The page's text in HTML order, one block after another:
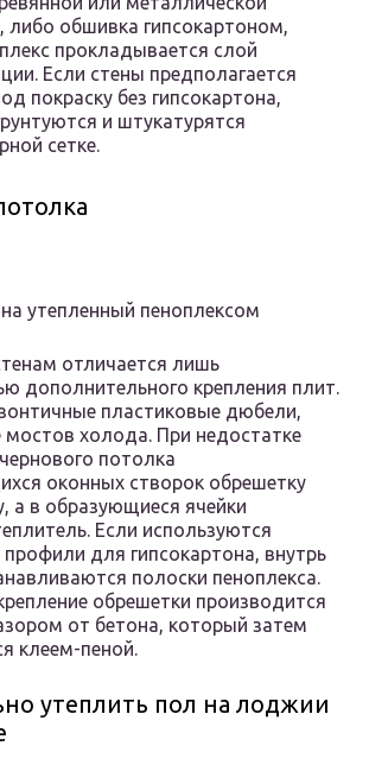
либо обшивка гипсокартоном,
прокладывается слой
Если стены предполагается
покраску без гипсокартона,
и штукатурятся
сетке.
утепленный пеноплексом
отличается лишь
дополнительного крепления плит.
пластиковые дюбели,
холода. При недостатке
потолка
оконных створок обрешетку
а в образующиеся ячейки
Если используются
для гипсокартона, внутрь
полоски пеноплекса.
обрешетки производится
от бетона, который затем
клеем-пеной.
утеплить пол на лоджии